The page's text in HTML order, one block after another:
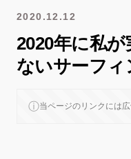
2020.12.12
2020年に私
ないサーフ
ⓘ当ページのリンクには